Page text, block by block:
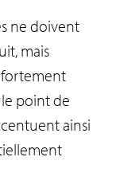
ne doivent
mais
fortement
le point de
ainsi